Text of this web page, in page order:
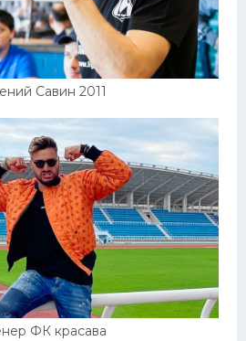
Савин 2011
ФК красава